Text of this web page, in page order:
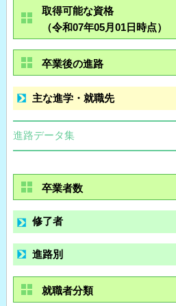
取得可能な資格
（令和07年05月01日時点）
卒業後の進路
主な進学・就職先
進路データ集
卒業者数
修了者
進路別
就職者分類